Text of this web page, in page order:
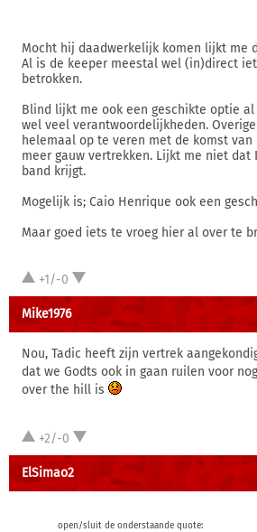
Mocht hij daadwerkelijk komen lijkt me
Al is de keeper meestal wel (in)direct
betrokken.
Blind lijkt me ook een geschikte optie
wel veel verantwoordelijkheden.
helemaal op te veren met de komst
meer gauw vertrekken. Lijkt me niet dat
band krijgt.
Mogelijk is; Caio Henrique ook een
Maar goed iets te vroeg hier al over te
+1/-0
Mike1976
Nou, Tadic heeft zijn vertrek
dat we Godts ook in gaan ruilen voor
over the hill is
+2/-0
ElSimao2
open/sluit de onderstaande quote: